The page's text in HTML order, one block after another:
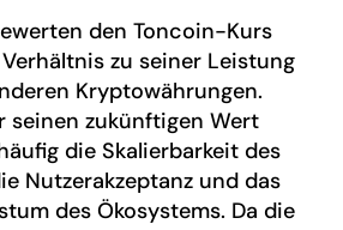
den Toncoin-Kurs
zu seiner Leistung
Kryptowährungen.
seinen zukünftigen Wert
die Skalierbarkeit des
Nutzerakzeptanz und das
des Ökosystems. Da die